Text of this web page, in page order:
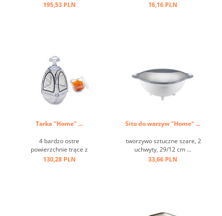
195,53 PLN
16,16 PLN
Tarka "Home" ...
4 bardzo ostre
powierzchnie trące z
pojemnikiem ...
130,28 PLN
Sito do warzyw "Home" ...
tworzywo sztuczne szare, 2
uchwyty, 29/12 cm ...
33,66 PLN